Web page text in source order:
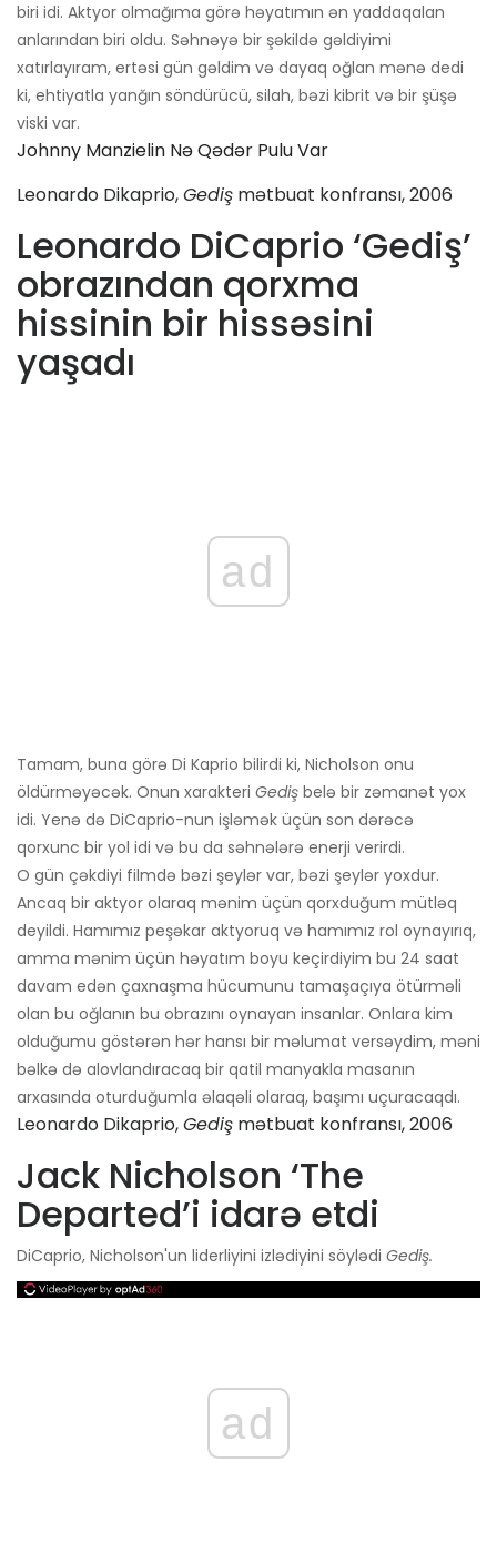
biri idi. Aktyor olmağıma görə həyatımın ən yaddaqalan
anlarından biri oldu. Səhnəyə bir şəkildə gəldiyimi
xatırlayıram, ertəsi gün gəldim və dayaq oğlan mənə dedi
ki, ehtiyatla yanğın söndürücü, silah, bəzi kibrit və bir şüşə
viski var.
Johnny Manzielin Nə Qədər Pulu Var
Leonardo Dikaprio,Gediş mətbuat konfransı, 2006
Leonardo DiCaprio ‘Gediş’
obrazından qorxma
hissinin bir hissəsini
yaşadı
ad
Tamam, buna görə Di Kaprio bilirdi ki, Nicholson onu
öldürməyəcək. Onun xarakteri Gediş belə bir zəmanət yox
idi. Yenə də DiCaprio-nun işləmək üçün son dərəcə
qorxunc bir yol idi və bu da səhnələrə enerji verirdi.
O gün çəkdiyi filmdə bəzi şeylər var, bəzi şeylər yoxdur.
Ancaq bir aktyor olaraq mənim üçün qorxduğum mütləq
deyildi. Hamımız peşəkar aktyoruq və hamımız rol oynayırıq,
amma mənim üçün həyatım boyu keçirdiyim bu 24 saat
davam edən çaxnaşma hücumunu tamaşaçıya ötürməli
olan bu oğlanın bu obrazını oynayan insanlar. Onlara kim
olduğumu göstərən hər hansı bir məlumat versəydim, məni
bəlkə də alovlandıracaq bir qatil manyakla masanın
arxasında oturduğumla əlaqəli olaraq, başımı uçuracaqdı.
Leonardo Dikaprio,Gediş mətbuat konfransı, 2006
Jack Nicholson ‘The
Departed’i idarə etdi
DiCaprio, Nicholson'un liderliyini izlədiyini söylədi Gediş.
ad